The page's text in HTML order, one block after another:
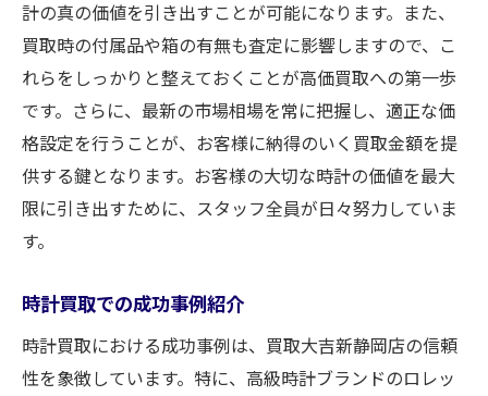
計の真の価値を引き出すことが可能になります。また、
買取時の付属品や箱の有無も査定に影響しますので、こ
れらをしっかりと整えておくことが高価買取への第一歩
です。さらに、最新の市場相場を常に把握し、適正な価
格設定を行うことが、お客様に納得のいく買取金額を提
供する鍵となります。お客様の大切な時計の価値を最大
限に引き出すために、スタッフ全員が日々努力していま
す。
時計買取での成功事例紹介
時計買取における成功事例は、買取大吉新静岡店の信頼
性を象徴しています。特に、高級時計ブランドのロレッ